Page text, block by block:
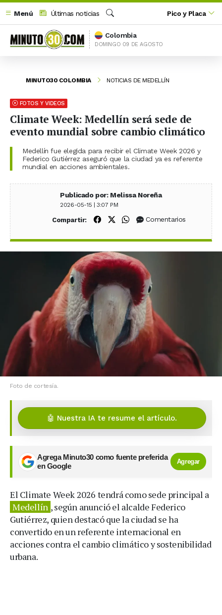
Menú
Últimas noticias
Buscar
Pico y Placa
Colombia
DOMINGO 09 DE AGOSTO
MINUTO30 COLOMBIA NOTICIAS DE MEDELLÍN
FOTOS Y VIDEOS
Climate Week: Medellín será sede de
evento mundial sobre cambio climático
Medellín fue elegida para recibir el Climate Week 2026 y
Federico Gutiérrez aseguró que la ciudad ya es referente
mundial en acciones ambientales.
Publicado por: Melissa Noreña
2026-05-15 | 3:07 PM
Compartir: Compartir en Facebook
Compartir en X (Twitter)
Compartir en WhatsApp
Comentarios
Foto de cortesía.
🤖 Nuestra IA te resume el artículo.
Agrega Minuto30 como fuente preferida
en Google
Agregar
El Climate Week 2026 tendrá como sede principal a
Medellín , según anunció el alcalde Federico
Gutiérrez, quien destacó que la ciudad se ha
convertido en un referente internacional en
acciones contra el cambio climático y sostenibilidad
urbana.